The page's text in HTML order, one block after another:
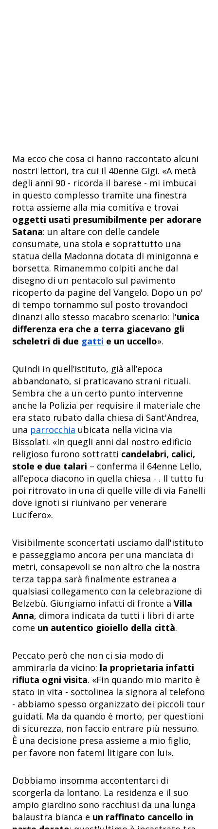
Ma ecco che cosa ci hanno raccontato alcuni
nostri lettori, tra cui il 40enne Gigi. «A metà
degli anni 90 - ricorda il barese - mi imbucai
in questo complesso tramite una finestra
rotta assieme alla mia comitiva e trovai
oggetti usati presumibilmente per adorare
Satana: un altare con delle candele
consumate, una stola e soprattutto una
statua della Madonna dotata di minigonna e
borsetta. Rimanemmo colpiti anche dal
disegno di un pentacolo sul pavimento
ricoperto da pagine del Vangelo. Dopo un po'
di tempo tornammo sul posto trovandoci
dinanzi allo stesso macabro scenario: l'unica
differenza era che a terra giacevano gli
scheletri di due gatti e un uccello».
Quindi in quell’istituto, già all’epoca
abbandonato, si praticavano strani rituali.
Sembra che a un certo punto intervenne
anche la Polizia per requisire il materiale che
era stato rubato dalla chiesa di Sant'Andrea,
una parrocchia ubicata nella vicina via
Bissolati. «In quegli anni dal nostro edificio
religioso furono sottratti candelabri, calici,
stole e due talari – conferma il 64enne Lello,
all’epoca diacono in quella chiesa - . Il tutto fu
poi ritrovato in una di quelle ville di via Fanelli
dove ignoti si riunivano per venerare
Lucifero».
Visibilmente sconcertati usciamo dall'istituto
e passeggiamo ancora per una manciata di
metri, consapevoli se non altro che la nostra
terza tappa sarà finalmente estranea a
qualsiasi collegamento con la celebrazione di
Belzebù. Giungiamo infatti di fronte a Villa
Anna, dimora indicata da tutti i libri di arte
come un autentico gioiello della città.
Peccato però che non ci sia modo di
ammirarla da vicino: la proprietaria infatti
rifiuta ogni visita. «Fin quando mio marito è
stato in vita - sottolinea la signora al telefono
- abbiamo spesso organizzato dei piccoli tour
guidati. Ma da quando è morto, per questioni
di sicurezza, non faccio entrare più nessuno.
È una decisione presa assieme a mio figlio,
per favore non fatemi litigare con lui».
Dobbiamo insomma accontentarci di
scorgerla da lontano. La residenza e il suo
ampio giardino sono racchiusi da una lunga
balaustra bianca e un raffinato cancello in